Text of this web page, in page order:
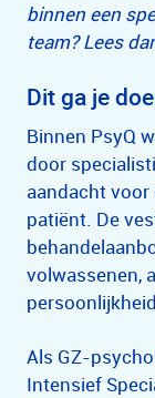
binnen een
team? Lees
Dit ga je
Binnen PsyQ
door
aandacht
patiënt. De
volwassenen,
Als GZ-
Intensief